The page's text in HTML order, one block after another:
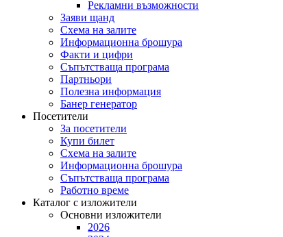
Рекламни възможности
Заяви щанд
Схема на залите
Информационна брошура
Факти и цифри
Съпътстваща програма
Партньори
Полезна информация
Банер генератор
Посетители
За посетители
Купи билет
Схема на залите
Информационна брошура
Съпътстваща програма
Работно време
Каталог с изложители
Основни изложители
2026